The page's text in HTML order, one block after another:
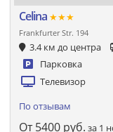
Celina ★★★
Frankfurter Str. 194
3.4 км до центра
Парковка
Телевизор
По отзывам
От 5400 руб. за 1